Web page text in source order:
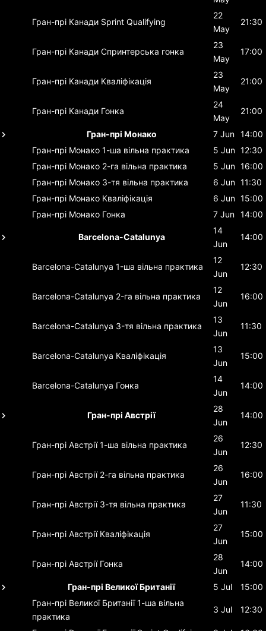
Гран-прі Канади Sprint Qualifying
22
May
21:30
Гран-прі Канади Спринтерська гонка
23
May
17:00
Гран-прі Канади Кваліфікація
23
May
21:00
Гран-прі Канади Гонка
24
May
21:00
Гран-прі Монако 7 Jun 14:00
Гран-прі Монако 1-ша вільна практика 5 Jun 12:30
Гран-прі Монако 2-га вільна практика 5 Jun 16:00
Гран-прі Монако 3-тя вільна практика 6 Jun 11:30
Гран-прі Монако Кваліфікація 6 Jun 15:00
Гран-прі Монако Гонка 7 Jun 14:00
Barcelona-Catalunya
14
Jun
14:00
Barcelona-Catalunya 1-ша вільна практика
12
Jun
12:30
Barcelona-Catalunya 2-га вільна практика
12
Jun
16:00
Barcelona-Catalunya 3-тя вільна практика
13
Jun
11:30
Barcelona-Catalunya Кваліфікація
13
Jun
15:00
Barcelona-Catalunya Гонка
14
Jun
14:00
Гран-прі Австрії
28
Jun
14:00
Гран-прі Австрії 1-ша вільна практика
26
Jun
12:30
Гран-прі Австрії 2-га вільна практика
26
Jun
16:00
Гран-прі Австрії 3-тя вільна практика
27
Jun
11:30
Гран-прі Австрії Кваліфікація
27
Jun
15:00
Гран-прі Австрії Гонка
28
Jun
14:00
Гран-прі Великої Британії 5 Jul
15:00
Гран-прі Великої Британії 1-ша вільна
практика
3 Jul 12:30